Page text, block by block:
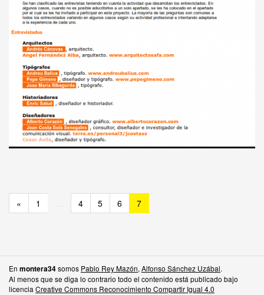
« 1 … 4 5 6 7
En montera34somos Pablo Rey Mazón, Alfonso Sánchez Uzábal.
Al menos que se diga lo contrario todo el contenido está publicado bajo
licencia Creative Commons Reconocimiento Compartir Igual 4.0